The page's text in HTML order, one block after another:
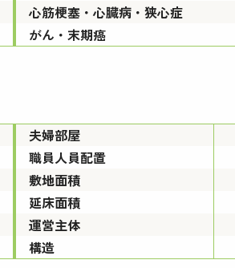
心筋梗塞・心臓病・狭心症
がん・末期癌
夫婦部屋
職員人員配置
敷地面積
延床面積
運営主体
構造